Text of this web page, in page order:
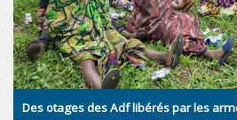
Des otages des Adf libérés par les